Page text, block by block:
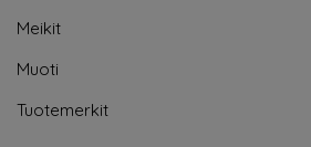
Meikit
Muoti
Tuotemerkit